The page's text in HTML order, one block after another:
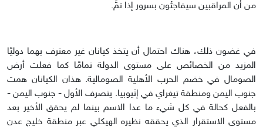
من أن المراقبين سيفاجئون بسرور إذا تمَّ.
في غضون ذلك، هناك احتمال أن يتخذ كيانان غير معترف بهما دوليًا
المزيد من الخصائص على مستوى الدولة تمامًا كما فعلت أرض
الصومال في خضم الحرب الأهلية الصومالية. هذان الكيانان همت
جنوب اليمن ومنطقة تيغراي في إثيوبيا. يتصرف الأول - جنوب اليمن -
بالفعل كحالة في كل شيء ما عدا الاسم بينما لم يحقق الأخير بعد
مستوى الاستقرار الذي يحققه نظيره الهيكلي عبر منطقة خليج عدن